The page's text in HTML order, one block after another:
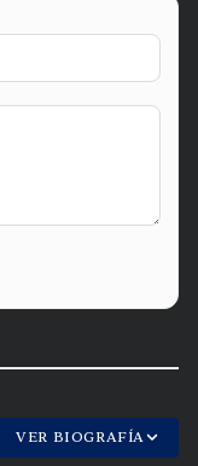
VER BIOGRAFÍA